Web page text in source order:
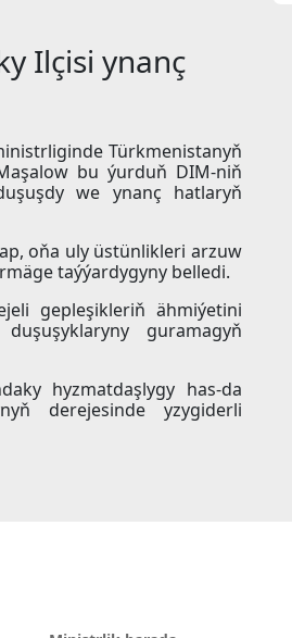
Ilçisi ynanç
Türkmenistanyň
bu ýurduň DIM-niň
we ynanç hatlaryň
oňa uly üstünlikleri arzuw
taýýardygyny belledi.
gepleşikleriň ähmiýetini
guramagyň
hyzmatdaşlygy has-da
derejesinde yzygiderli